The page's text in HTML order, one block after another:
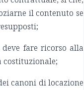
il contenuto se
fare ricorso alla
costituzionale;
canoni di locazione